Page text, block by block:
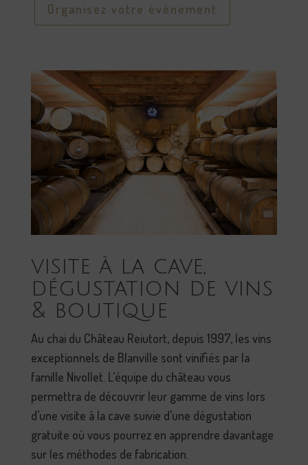
Organisez votre événement
visite à la cave,
dégustation de vins
& boutique
Au chai du Château Reiutort, depuis 1997, les vins
exceptionnels de Blanville sont vinifiés par la
famille Nivollet. L’équipe du château vous
permettra de découvrir leur gamme de vins lors
d’une visite à la cave suivie d’une dégustation
gratuite où vous pourrez en apprendre davantage
sur les méthodes de fabrication.